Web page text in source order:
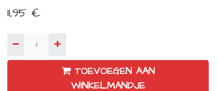
11,95 €
TOEVOEGEN AAN
WINKELMANDJE